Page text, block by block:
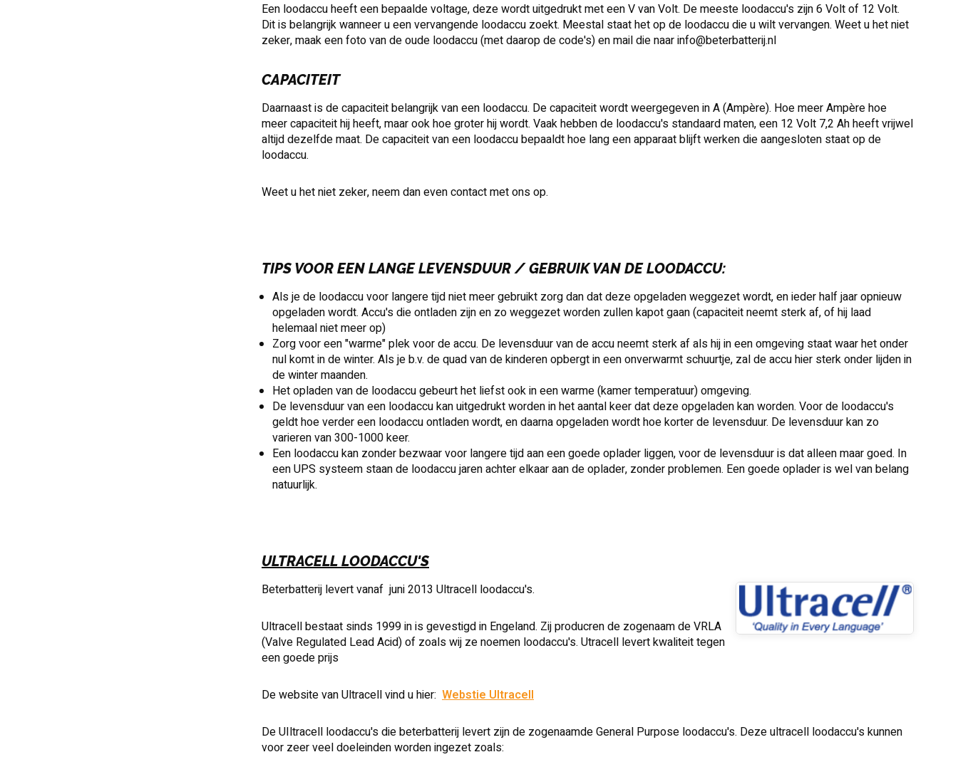
Een loodaccu heeft een bepaalde voltage, deze wordt uitgedrukt met een V van Volt. De meeste loodaccu's zijn 6 Volt of 12 Volt.
Dit is belangrijk wanneer u een vervangende loodaccu zoekt. Meestal staat het op de loodaccu die u wilt vervangen. Weet u het niet
zeker, maak een foto van de oude loodaccu (met daarop de code's) en mail die naarinfo@beterbatterij.nl
CAPACITEIT
Daarnaast is de capaciteit belangrijk van een loodaccu. De capaciteit wordt weergegeven in A (Ampère). Hoe meer Ampère hoe
meer capaciteit hij heeft, maar ook hoe groter hij wordt. Vaak hebben de loodaccu's standaard maten, een 12 Volt 7,2 Ah heeft vrijwel
altijd dezelfde maat. De capaciteit van een loodaccu bepaaldt hoe lang een apparaat blijft werken die aangesloten staat op de
loodaccu.
Weet u het niet zeker, neem dan even contact met ons op.
TIPS VOOR EEN LANGE LEVENSDUUR / GEBRUIK VAN DE LOODACCU:
Als je de loodaccu voor langere tijd niet meer gebruikt zorg dan dat deze opgeladen weggezet wordt, en ieder half jaar opnieuw
opgeladen wordt. Accu's die ontladen zijn en zo weggezet worden zullen kapot gaan (capaciteit neemt sterk af, of hij laad
helemaal niet meer op)
Zorg voor een "warme" plek voor de accu. De levensduur van de accu neemt sterk af als hij in een omgeving staat waar het onder
nul komt in de winter. Als je b.v. de quad van de kinderen opbergt in een onverwarmt schuurtje, zal de accu hier sterk onder lijden in
de winter maanden.
Het opladen van de loodaccu gebeurt het liefst ook in een warme (kamer temperatuur) omgeving.
De levensduur van een loodaccu kan uitgedrukt worden in het aantal keer dat deze opgeladen kan worden. Voor de loodaccu's
geldt hoe verder een loodaccu ontladen wordt, en daarna opgeladen wordt hoe korter de levensduur. De levensduur kan zo
varieren van 300-1000 keer.
Een loodaccu kan zonder bezwaar voor langere tijd aan een goede oplader liggen, voor de levensduur is dat alleen maar goed. In
een UPS systeem staan de loodaccu jaren achter elkaar aan de oplader, zonder problemen. Een goede oplader is wel van belang
natuurlijk.
ULTRACELL LOODACCU'S
Beterbatterij levert vanaf juni 2013 Ultracell loodaccu's.
Ultracell bestaat sinds 1999 in is gevestigd in Engeland. Zij producren de zogenaam de VRLA
(Valve Regulated Lead Acid) of zoals wij ze noemen loodaccu's. Utracell levert kwaliteit tegen
een goede prijs
De website van Ultracell vind u hier: Webstie Ultracell
De UIltracell loodaccu's die beterbatterij levert zijn de zogenaamde General Purpose loodaccu's. Deze ultracell loodaccu's kunnen
voor zeer veel doeleinden worden ingezet zoals: